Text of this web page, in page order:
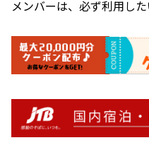
メンバーは、必ず利用した